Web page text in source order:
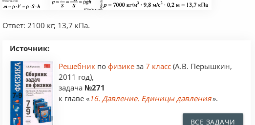
Ответ: 2100 кг; 13,7 кПа.
Источник:
Решебник пофизикеза7 класс (А.В. Перышкин,
2011 год),
задача №271
к главе «16. Давление. Единицы давления».
ВСЕ ЗАДАЧИ